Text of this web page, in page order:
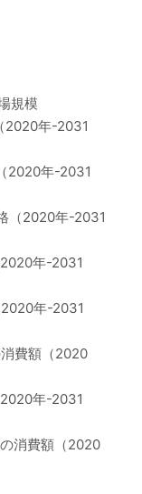
規模
2020年-2031
2020年-2031
（2020年-2031
年-2031
年-2031
費額（2020
年-2031
消費額（2020